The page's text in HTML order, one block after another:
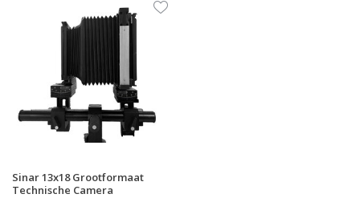
Sinar 13x18 Grootformaat
Technische Camera